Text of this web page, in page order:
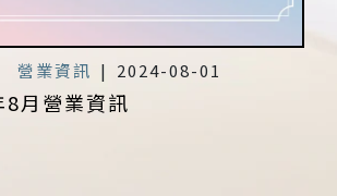
營業資訊 | 2024-08-01
月營業資訊